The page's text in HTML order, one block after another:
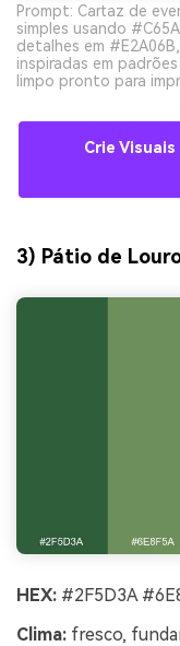
Prompt: Cartaz de
simples usando
detalhes em
inspiradas em
limpo pronto para
Crie
3) Pátio de
HEX: #2F5D3A
Clima: fresco,